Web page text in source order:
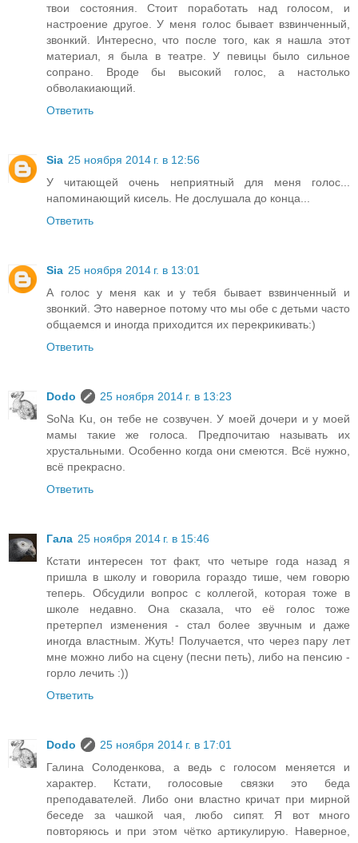
твои состояния. Стоит поработать над голосом, и
настроение другое. У меня голос бывает взвинченный,
звонкий. Интересно, что после того, как я нашла этот
материал, я была в театре. У певицы было сильное
сопрано. Вроде бы высокий голос, а настолько
обволакиающий.
Ответить
Sia 25 ноября 2014 г. в 12:56
У читающей очень неприятный для меня голос...
напоминающий кисель. Не дослушала до конца...
Ответить
Sia 25 ноября 2014 г. в 13:01
А голос у меня как и у тебя бывает взвинченный и
звонкий. Это наверное потому что мы обе с детьми часто
общаемся и иногда приходится их перекрикивать:)
Ответить
Dodo
25 ноября 2014 г. в 13:23
SoNa Ku, он тебе не созвучен. У моей дочери и у моей
мамы такие же голоса. Предпочитаю называть их
хрустальными. Особенно когда они смеются. Всё нужно,
всё прекрасно.
Ответить
Гала 25 ноября 2014 г. в 15:46
Кстати интересен тот факт, что четыре года назад я
пришла в школу и говорила гораздо тише, чем говорю
теперь. Обсудили вопрос с коллегой, которая тоже в
школе недавно. Она сказала, что её голос тоже
претерпел изменения - стал более звучным и даже
иногда властным. Жуть! Получается, что через пару лет
мне можно либо на сцену (песни петь), либо на пенсию -
горло лечить :))
Ответить
Dodo
25 ноября 2014 г. в 17:01
Галина Солоденкова, а ведь с голосом меняется и
характер. Кстати, голосовые связки это беда
преподавателей. Либо они властно кричат при мирной
беседе за чашкой чая, любо сипят. Я вот много
повторяюсь и при этом чётко артикулирую. Наверное,